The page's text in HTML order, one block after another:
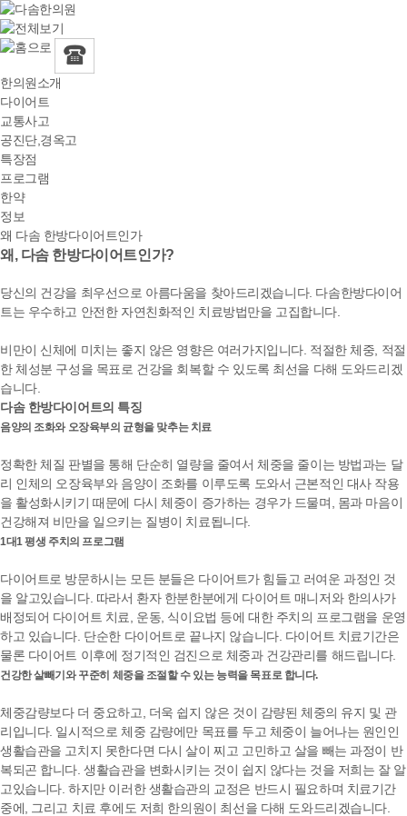
한의원소개
다이어트
교통사고
공진단,경옥고
특장점
프로그램
한약
정보
왜 다솜 한방다이어트인가
왜, 다솜 한방다이어트인가?
당신의 건강을 최우선으로 아름다움을 찾아드리겠습니다. 다솜한방다이어
트는 우수하고 안전한 자연친화적인 치료방법만을 고집합니다.
비만이 신체에 미치는 좋지 않은 영향은 여러가지입니다. 적절한 체중, 적절
한 체성분 구성을 목표로 건강을 회복할 수 있도록 최선을 다해 도와드리겠
습니다.
다솜 한방다이어트의 특징
음양의 조화와 오장육부의 균형을 맞추는 치료
정확한 체질 판별을 통해 단순히 열량을 줄여서 체중을 줄이는 방법과는 달
리 인체의 오장육부와 음양이 조화를 이루도록 도와서 근본적인 대사 작용
을 활성화시키기 때문에 다시 체중이 증가하는 경우가 드물며, 몸과 마음이
건강해져 비만을 일으키는 질병이 치료됩니다.
1대1 평생 주치의 프로그램
다이어트로 방문하시는 모든 분들은 다이어트가 힘들고 러여운 과정인 것
을 알고있습니다. 따라서 환자 한분한분에게 다이어트 매니저와 한의사가
배정되어 다이어트 치료, 운동, 식이요법 등에 대한 주치의 프로그램을 운영
하고 있습니다. 단순한 다이어트로 끝나지 않습니다. 다이어트 치료기간은
물론 다이어트 이후에 정기적인 검진으로 체중과 건강관리를 해드립니다.
건강한 살빼기와 꾸준히 체중을 조절할 수 있는 능력을 목표로 합니다.
체중감량보다 더 중요하고, 더욱 쉽지 않은 것이 감량된 체중의 유지 및 관
리입니다. 일시적으로 체중 감량에만 목표를 두고 체중이 늘어나는 원인인
생활습관을 고치지 못한다면 다시 살이 찌고 고민하고 살을 빼는 과정이 반
복되곤 합니다. 생활습관을 변화시키는 것이 쉽지 않다는 것을 저희는 잘 알
고있습니다. 하지만 이러한생활습관의 교정은 반드시 필요하며 치료기간
중에, 그리고 치료 후에도 저희 한의원이 최선을 다해 도와드리겠습니다.